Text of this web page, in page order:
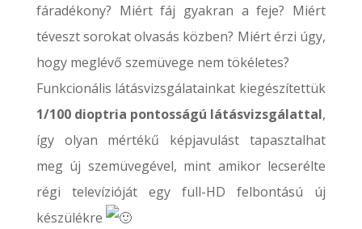
fáradékony? Miért fáj gyakran a feje? Miért
téveszt sorokat olvasás közben? Miért érzi úgy,
hogy meglévő szemüvege nem tökéletes?
Funkcionális látásvizsgálatainkat kiegészítettük
1/100 dioptria pontosságú látásvizsgálattal,
így olyan mértékű képjavulást tapasztalhat
meg új szemüvegével, mint amikor lecserélte
régi televízióját egy full-HD felbontású új
készülékre